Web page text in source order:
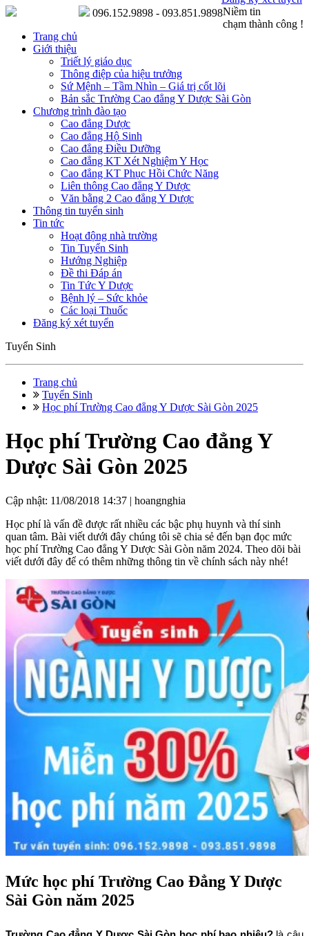
Niềm tin
chạm thành công !
096.152.9898 - 093.851.9898
Trang chủ
Giới thiệu
Triết lý giáo dục
Thông điệp của hiệu trưởng
Sứ Mệnh – Tầm Nhìn – Giá trị cốt lõi
Bản sắc Trường Cao đẳng Y Dược Sài Gòn
Chương trình đào tạo
Cao đẳng Dược
Cao đẳng Hộ Sinh
Cao đẳng Điều Dưỡng
Cao đẳng KT Xét Nghiệm Y Học
Cao đẳng KT Phục Hồi Chức Năng
Liên thông Cao đẳng Y Dược
Văn bằng 2 Cao đẳng Y Dược
Thông tin tuyển sinh
Tin tức
Hoạt động nhà trường
Tin Tuyển Sinh
Hướng Nghiệp
Đề thi Đáp án
Tin Tức Y Dược
Bệnh lý – Sức khỏe
Các loại Thuốc
Đăng ký xét tuyển
Tuyển Sinh
Trang chủ
Tuyển Sinh
Học phí Trường Cao đẳng Y Dược Sài Gòn 2025
Học phí Trường Cao đẳng Y
Dược Sài Gòn 2025
Cập nhật: 11/08/2018 14:37 | hoangnghia
Học phí là vấn đề được rất nhiều các bậc phụ huynh và thí sinh
quan tâm. Bài viết dưới đây chúng tôi sẽ chia sẻ đến bạn đọc mức
học phí Trường Cao đẳng Y Dược Sài Gòn năm 2024. Theo dõi bài
viết dưới đây để có thêm những thông tin về chính sách này nhé!
Mức học phí Trường Cao Đẳng Y Dược
Sài Gòn năm 2025